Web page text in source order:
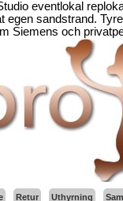
eventlokal
sandstrand.
Siemens och
Retur Uthyrning